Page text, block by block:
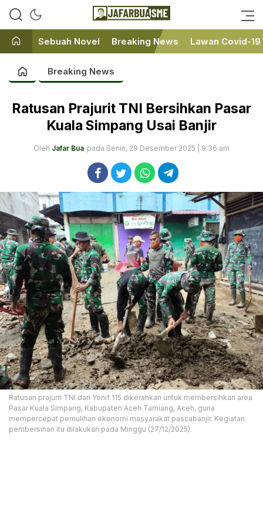
JafarBua
Ini bukan Media Online, Ini
Sebuah Novel Breaking News Lawan Covid-19
Breaking News
Ratusan Prajurit TNI Bersihkan Pasar
Kuala Simpang Usai Banjir
Oleh Jafar Bua pada Senin, 29 Desember 2025 | 9:36 am
Ratusan prajurit TNI dari Yonif 115 dikerahkan untuk membersihkan area
Pasar Kuala Simpang, Kabupaten Aceh Tamiang, Aceh, guna
mempercepat pemulihan ekonomi masyarakat pascabanjir. Kegiatan
pembersihan itu dilakukan pada Minggu (27/12/2025).